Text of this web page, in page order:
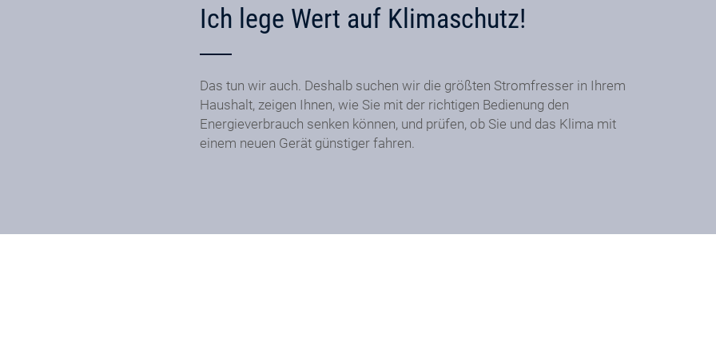
Ich lege Wert auf Klimaschutz!
Das tun wir auch. Deshalb suchen wir die größten Stromfresser in Ihrem
Haushalt, zeigen Ihnen, wie Sie mit der richtigen Bedienung den
Energieverbrauch senken können, und prüfen, ob Sie und das Klima mit
einem neuen Gerät günstiger fahren.